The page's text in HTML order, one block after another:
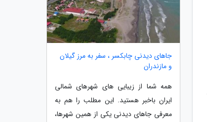
جاهای دیدنی چابکسر ، سفر به مرز گیلان
و مازندران
همه شما از زیبایی های شهرهای شمالی
ایران باخبر هستید. این مطلب را هم به
معرفی جاهای دیدنی یکی از همین شهرها،